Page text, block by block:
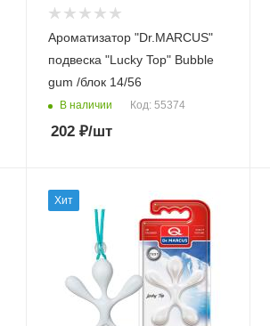
Ароматизатор "Dr.MARCUS"
подвеска "Lucky Top" Bubble
gum /блок 14/56
В наличии Код: 55374
202₽/шт
Хит